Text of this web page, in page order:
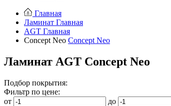
Главная
Ламинат Главная
AGT Главная
Concept Neo Concept Neo
Ламинат AGT Concept Neo
Подбор покрытия:
Фильтр по цене:
от
до